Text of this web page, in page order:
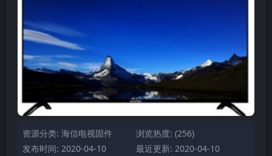
资源分类: 海信电视固件
浏览热度: (256)
发布时间: 2020-04-10
最近更新: 2020-04-10